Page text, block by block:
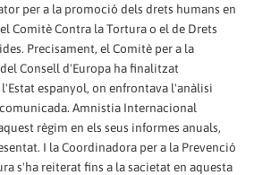
per a la promoció dels drets humans en
Comitè Contra la Tortura o el de Drets
Precisament, el Comitè per a la
Consell d'Europa ha finalitzat
espanyol, on enfrontava l'anàlisi
Amnistia Internacional
règim en els seus informes anuals,
I la Coordinadora per a la Prevenció
s'ha reiterat fins a la sacietat en aquesta